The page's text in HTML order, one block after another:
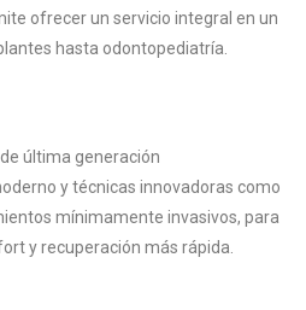
ofrecer un servicio integral en un
hasta odontopediatría.
última generación
y técnicas innovadoras como
mínimamente invasivos, para
y recuperación más rápida.